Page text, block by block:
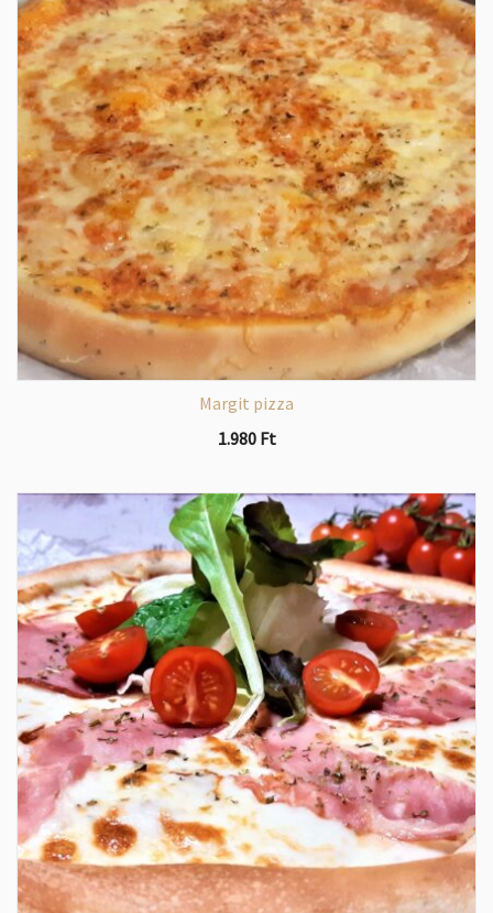
Margit pizza
1.980 Ft